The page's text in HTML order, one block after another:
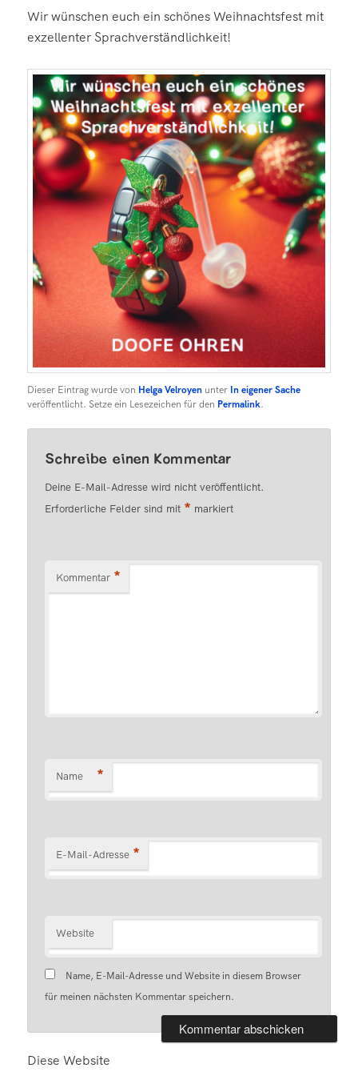
Wir wünschen euch ein schönes Weihnachtsfest mit
exzellenter Sprachverständlichkeit!
Dieser Eintrag wurde von Helga Velroyen unter In eigener Sache
veröffentlicht. Setze ein Lesezeichen für den Permalink.
Schreibe einen Kommentar
Deine E-Mail-Adresse wird nicht veröffentlicht.
Erforderliche Felder sind mit * markiert
Kommentar *
Name *
E-Mail-Adresse *
Website
Name, E-Mail-Adresse und Website in diesem Browser
für meinen nächsten Kommentar speichern.
Diese Website